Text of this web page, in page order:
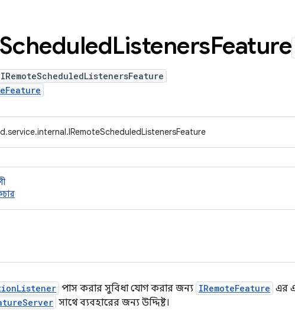
ScheduledListenersFeature
পাস করার সুবিধা যোগ করার জন্য IRemoteFeature এর
সাথে ব্যবহারের জন্য উদ্দিষ্ট।